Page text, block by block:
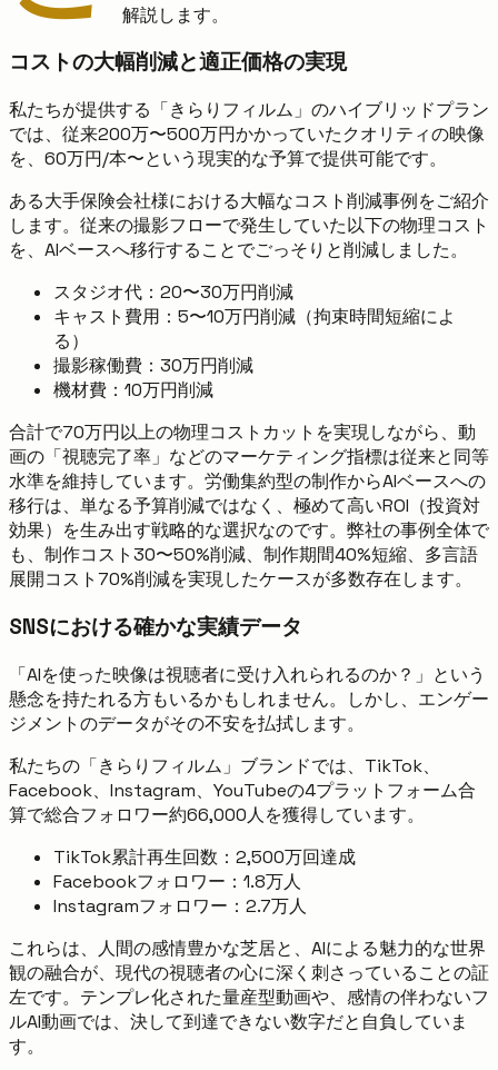
解説します。
コストの大幅削減と適正価格の実現
私たちが提供する「きらりフィルム」のハイブリッドプラン
では、従来200万〜500万円かかっていたクオリティの映像
を、60万円/本〜という現実的な予算で提供可能です。
ある大手保険会社様における大幅なコスト削減事例をご紹介
します。従来の撮影フローで発生していた以下の物理コスト
を、AIベースへ移行することでごっそりと削減しました。
スタジオ代：20〜30万円削減
キャスト費用：5〜10万円削減（拘束時間短縮によ
る）
撮影稼働費：30万円削減
機材費：10万円削減
合計で70万円以上の物理コストカットを実現しながら、動
画の「視聴完了率」などのマーケティング指標は従来と同等
水準を維持しています。労働集約型の制作からAIベースへの
移行は、単なる予算削減ではなく、極めて高いROI（投資対
効果）を生み出す戦略的な選択なのです。弊社の事例全体で
も、制作コスト30〜50%削減、制作期間40%短縮、多言語
展開コスト70%削減を実現したケースが多数存在します。
SNSにおける確かな実績データ
「AIを使った映像は視聴者に受け入れられるのか？」という
懸念を持たれる方もいるかもしれません。しかし、エンゲー
ジメントのデータがその不安を払拭します。
私たちの「きらりフィルム」ブランドでは、TikTok、
Facebook、Instagram、YouTubeの4プラットフォーム合
算で総合フォロワー約66,000人を獲得しています。
TikTok累計再生回数：2,500万回達成
Facebookフォロワー：1.8万人
Instagramフォロワー：2.7万人
これらは、人間の感情豊かな芝居と、AIによる魅力的な世界
観の融合が、現代の視聴者の心に深く刺さっていることの証
左です。テンプレ化された量産型動画や、感情の伴わないフ
ルAI動画では、決して到達できない数字だと自負していま
す。